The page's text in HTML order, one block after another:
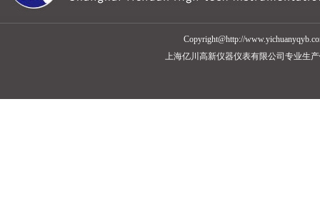
Copyright@http://
上海亿川高新仪器仪表有限公司专业生